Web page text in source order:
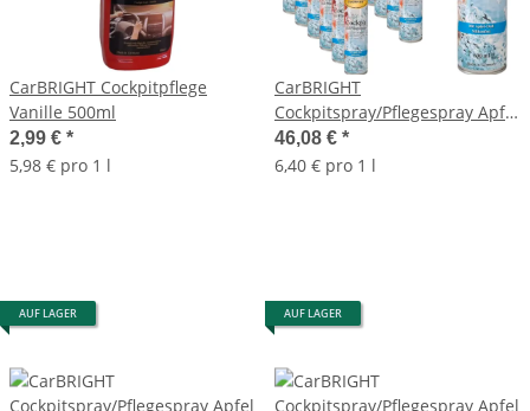
CarBRIGHT Cockpitpflege
Vanille 500ml
2,99 € *
5,98 € pro 1 l
CarBRIGHT
Cockpitspray/Pflegespray Apfel
12x600ml / 12er Set
46,08 € *
6,40 € pro 1 l
AUF LAGER AUF LAGER